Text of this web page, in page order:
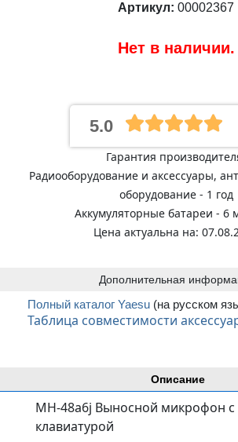
Описание
MH-48a6j Выносной микрофон с
клавиатурой
Артикул: 00002367
Нет в наличии.
5.0
Гарантия
Радиооборудование и аксессуары,
оборудование - 1 год
Аккумуляторные батареи - 6
Цена актуальна на:
Дополнительная
Полный каталог Yaesu (на русском
Таблица совместимости